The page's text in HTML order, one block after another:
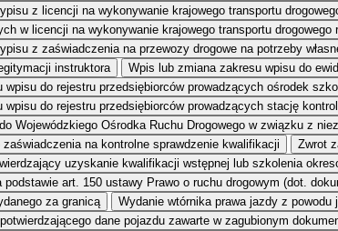
z licencji na wykonywanie krajowego transportu
w licencji na wykonywanie krajowego transportu
z zaświadczenia na przewozy drogowe na potrzeby
instruktora
Wpis lub zmiana zakresu wpisu do
do rejestru przedsiębiorców prowadzących ośrodek
wpisu do rejestru przedsiębiorców prowadzących stację
Wojewódzkiego Ośrodka Ruchu Drogowego w związku z
na kontrolne sprawdzenie kwalifikacji
Zwrot
uzyskanie kwalifikacji wstępnej lub szkolenia
art. 150 ustawy Prawo o ruchu drogowym (dot.
za granicą
Wydanie wtórnika prawa jazdy z powodu
dane pojazdu zawarte w zagubionym